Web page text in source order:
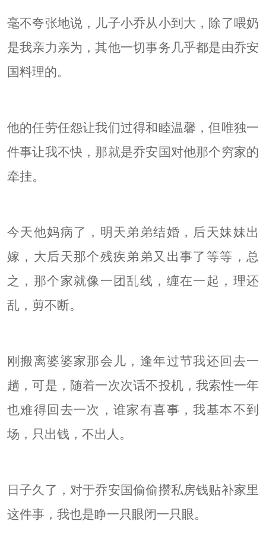
毫不夸张地说，儿子小乔从小到大，除了喂奶
是我亲力亲为，其他一切事务几乎都是由乔安
国料理的。
他的任劳任怨让我们过得和睦温馨，但唯独一
件事让我不快，那就是乔安国对他那个穷家的
牵挂。
今天他妈病了，明天弟弟结婚，后天妹妹出
嫁，大后天那个残疾弟弟又出事了等等，总
之，那个家就像一团乱线，缠在一起，理还
乱，剪不断。
刚搬离婆婆家那会儿，逢年过节我还回去一
趟，可是，随着一次次话不投机，我索性一年
也难得回去一次，谁家有喜事，我基本不到
场，只出钱，不出人。
日子久了，对于乔安国偷偷攒私房钱贴补家里
这件事，我也是睁一只眼闭一只眼。